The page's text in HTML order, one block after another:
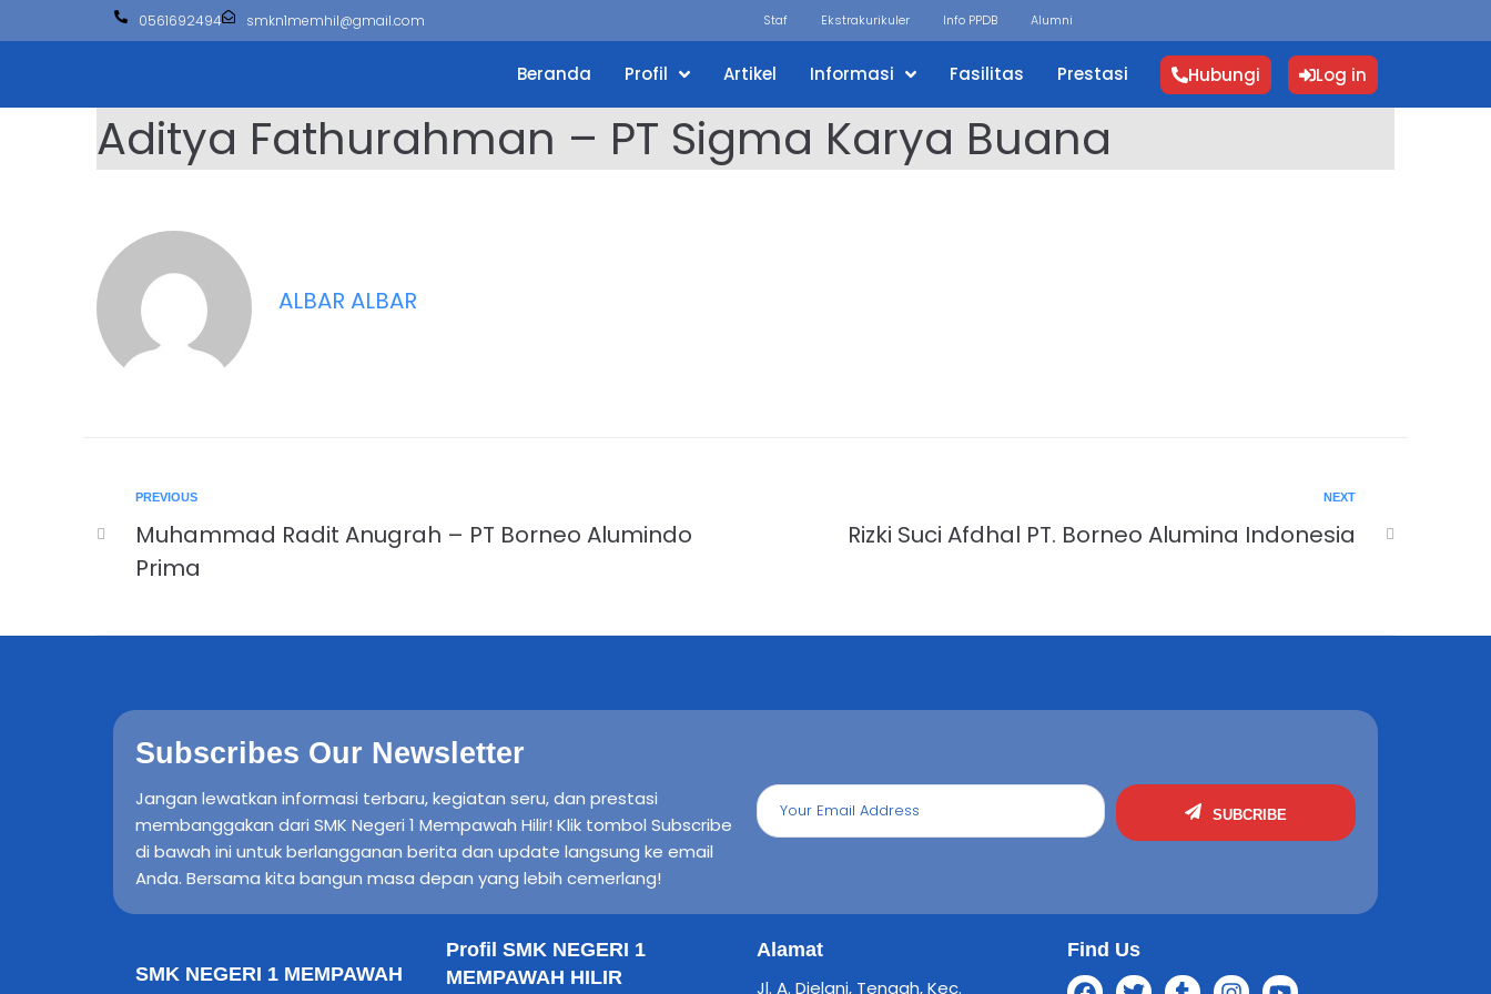
0561692494 smkn1memhil@gmail.com Staf Ekstrakurikuler Info PPDB Alumni
Beranda Profil Artikel Informasi Fasilitas Prestasi Hubungi Log in
Aditya Fathurahman – PT Sigma Karya Buana
ALBAR ALBAR
PREVIOUS
Muhammad Radit Anugrah – PT Borneo Alumindo
Prima
NEXT
Rizki Suci Afdhal PT. Borneo Alumina Indonesia
Subscribes Our Newsletter
Jangan lewatkan informasi terbaru, kegiatan seru, dan prestasi
membanggakan dari SMK Negeri 1 Mempawah Hilir! Klik tombol Subscribe
di bawah ini untuk berlangganan berita dan update langsung ke email
Anda. Bersama kita bangun masa depan yang lebih cemerlang!
SUBCRIBE
SMK NEGERI 1 MEMPAWAH
Profil SMK NEGERI 1
MEMPAWAH HILIR
Alamat
Jl. A. Djelani, Tengah, Kec.
Find Us